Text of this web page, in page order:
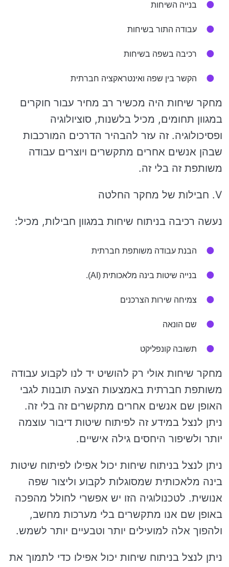
בנייה השיחות
עבודה התור בשיחות
רכיבה בשפה בשיחות
הקשר בין שפה ואינטראקציה חברתית
מחקר שיחות היה מכשיר רב מחיר עבור חוקרים
במגוון תחומים, מכיל בלשנות, סוציולוגיה
ופסיכולוגיה. זה עזר להבהיר הדרכים המורכבות
שבהן אנשים אחרים מתקשרים ויוצרים עבודה
משותפת זה בלי זה.
V. חבילות של מחקר החלטה
נעשה רכיבה בניתוח שיחות במגוון חבילות, מכיל:
הבנת עבודה משותפת חברתית
בנייה שיטות בינה מלאכותית (AI).
צמיחה שירות הצרכנים
שם הונאה
תשובה קונפליקט
מחקר שיחות אולי רק להושיט יד לנו לקבוע עבודה
משותפת חברתית באמצעות הצעה תובנות לגבי
האופן שם אנשים אחרים מתקשרים זה בלי זה.
ניתן לנצל במידע זה לפיתוח שיטות דיבור עוצמה
יותר ולשיפור היחסים גילה אישיים.
ניתן לנצל בניתוח שיחות יכול אפילו לפיתוח שיטות
בינה מלאכותית שמסוגלות לקבוע וליצור שפה
אנושית. לטכנולוגיה הזו יש אפשרי לחולל מהפכה
באופן שם אנו מתקשרים בלי מערכות מחשב,
ולהפוך אלה למועילים יותר וטבעיים יותר לשמש.
ניתן לנצל בניתוח שיחות יכול אפילו כדי לתמוך את